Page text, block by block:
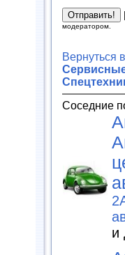
модератором.
Вернуться
Соседние
и